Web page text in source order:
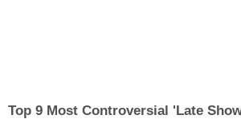
Top 9 Most Controversial 'Late